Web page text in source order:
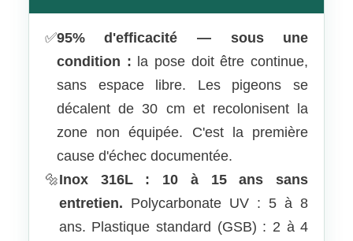
✅95% d'efficacité — sous une
condition : la pose doit être continue,
sans espace libre. Les pigeons se
décalent de 30 cm et recolonisent la
zone non équipée. C'est la première
cause d'échec documentée.
🔩Inox 316L : 10 à 15 ans sans
entretien. Polycarbonate UV : 5 à 8
ans. Plastique standard (GSB) : 2 à 4